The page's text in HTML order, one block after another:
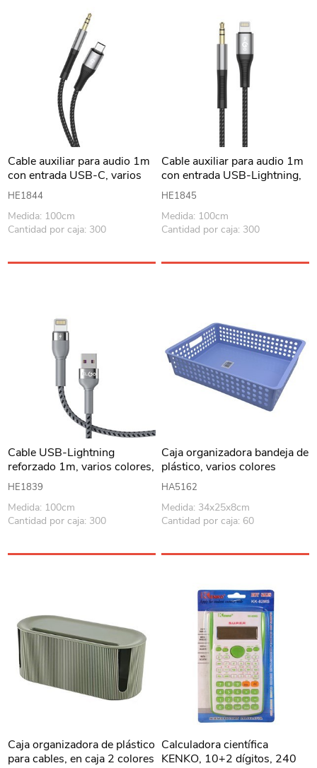
Cable auxiliar para audio 1m
con entrada USB-C, varios
colores, KLGO en caja
HE1844
Medida: 100cm
Cantidad por caja: 300
Cable auxiliar para audio 1m
con entrada USB-Lightning,
varios colores, KLGO en caja
HE1845
Medida: 100cm
Cantidad por caja: 300
Cable USB-Lightning
reforzado 1m, varios colores,
KLGO, en caja
HE1839
Medida: 100cm
Cantidad por caja: 300
Caja organizadora bandeja de
plástico, varios colores
HA5162
Medida: 34x25x8cm
Cantidad por caja: 60
Caja organizadora de plástico
para cables, en caja 2 colores
Calculadora científica
KENKO, 10+2 dígitos, 240